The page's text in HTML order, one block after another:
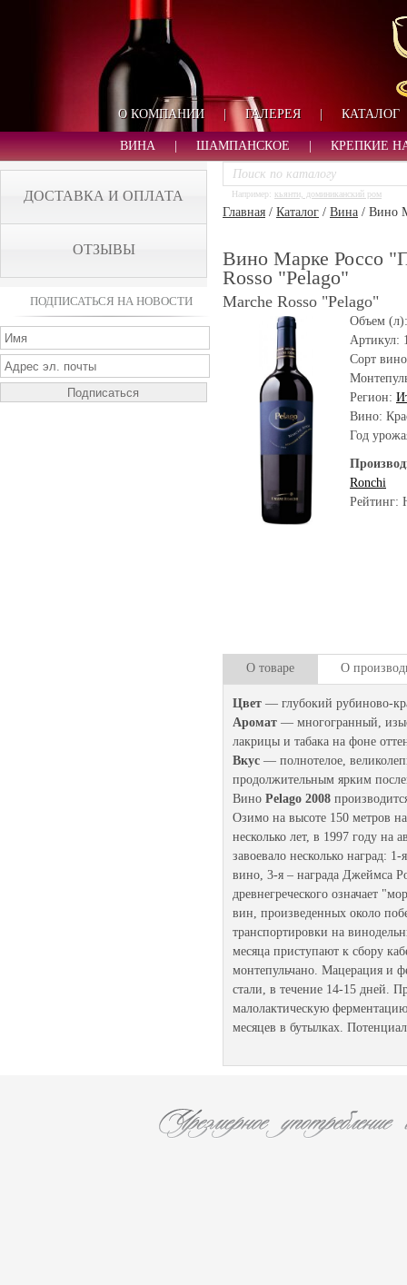
О КОМПАНИИ | ГАЛЕРЕЯ | КАТАЛОГ
ВИНА ШАМПАНСКОЕ КРЕПКИЕ
ДОСТАВКА И ОПЛАТА
ОТЗЫВЫ
ПОДПИСАТЬСЯ НА НОВОСТИ
Например: кьянти, доминиканский ром
Главная / Каталог / Вина / Вино
Вино Марке Россо
Rosso "Pelago"
Marche Rosso "Pelago"
Объем
Артикул:
Сорт
Регион:
Вино:
Год
Ronchi
Рейтинг:
О товаре О
Цвет — глубокий рубиново-
Аромат — многогранный,
лакрицы и табака на фоне
Вкус — полнотелое,
продолжительным ярким
Вино Pelago 2008
Озимо на высоте 150 метров
несколько лет, в 1997 году на
завоевало несколько наград:
вино, 3-я – награда Джеймса
древнегреческого означает
вин, произведенных около
транспортировки на
месяца приступают к сбору
монтепульчано. Мацерация и
стали, в течение 14-15 дней.
малолактическую
месяцев в бутылках.